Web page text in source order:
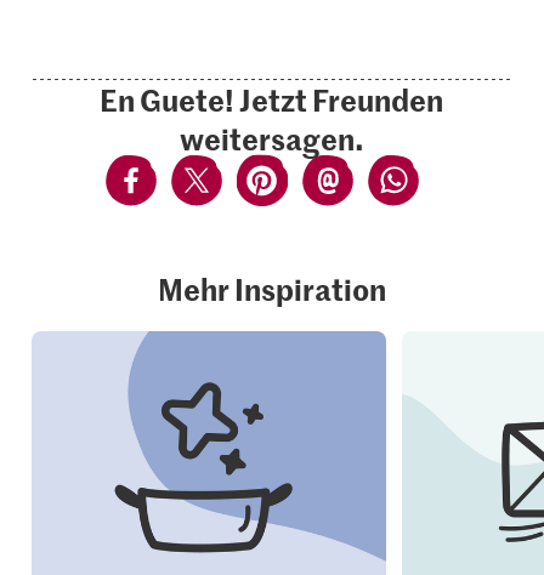
En Guete! Jetzt Freunden
weitersagen.
Mehr Inspiration